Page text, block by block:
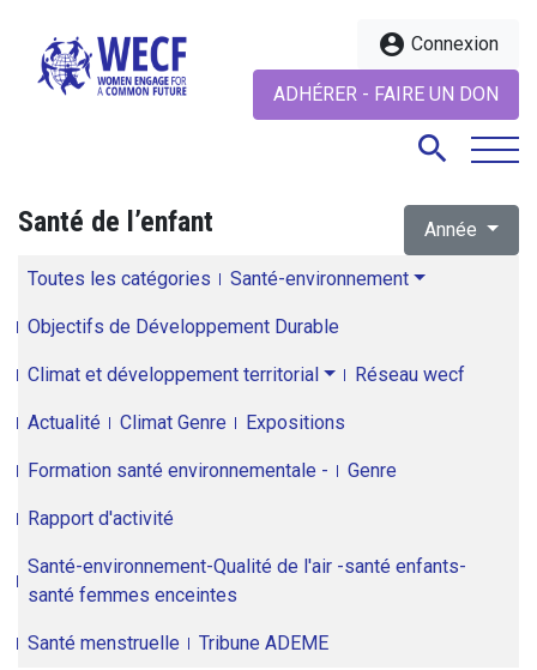
account_circle Connexion
ADHÉRER - FAIRE UN DON
search
Santé de l’enfant Année
Toutes les catégories Santé-environnement
Objectifs de Développement Durable
Climat et développement territorial Réseau wecf
Actualité Climat Genre Expositions
Formation santé environnementale - Genre
Rapport d'activité
Santé-environnement-Qualité de l'air -santé enfants-
santé femmes enceintes
Santé menstruelle Tribune ADEME